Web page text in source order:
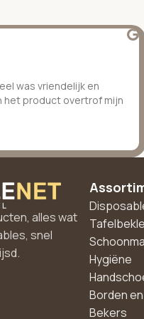
was vriendelijk en
het product overtrof mijn
alles wat
snel
Hygiëne
Borden
Bekers